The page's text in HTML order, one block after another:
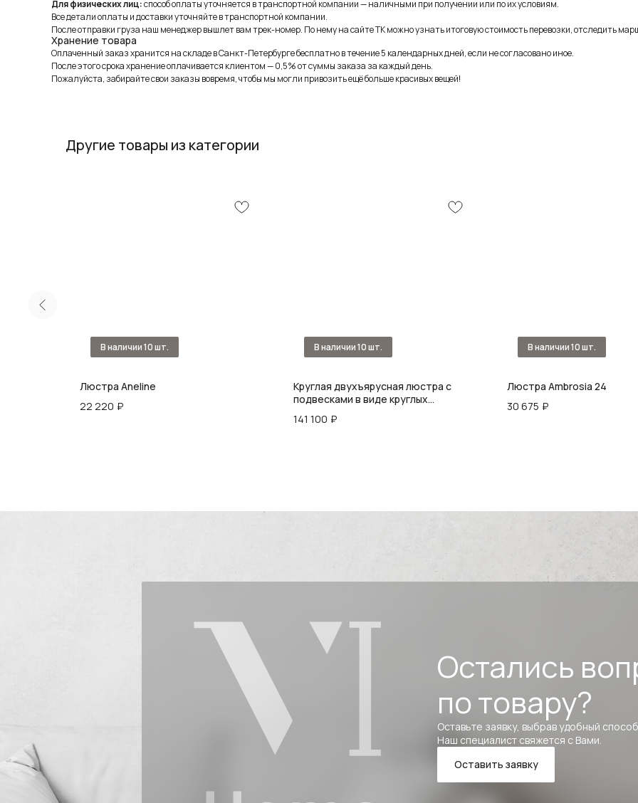
Для физических лиц:способ оплаты уточняется в транспортной компании — наличными при получении или по их условиям.
Все детали оплаты и доставки уточняйте в транспортной компании.
После отправки груза наш менеджер вышлет вам трек-номер. По нему на сайте ТК можно узнать итоговую стоимость перевозки, отследить
Хранение товара
Оплаченный заказ хранится на складе в Санкт-Петербурге бесплатно в течение 5 календарных дней, если не согласовано иное.
После этого срока хранение оплачивается клиентом — 0,5% от суммы заказа за каждый день.
Пожалуйста, забирайте свои заказы вовремя, чтобы мы могли привозить ещё больше красивых вещей!
Другие товары из категории
Люстра Aneline
22 220 ₽
Круглая двухъярусная люстра с
подвесками в виде круглых
Chandelier
141 100 ₽
Люстра Ambrosia 24
30 675 ₽
Остались
по товару?
Оставьте заявку, выбрав удобный
Наш специалист свяжется с Вами.
Оставить заявку